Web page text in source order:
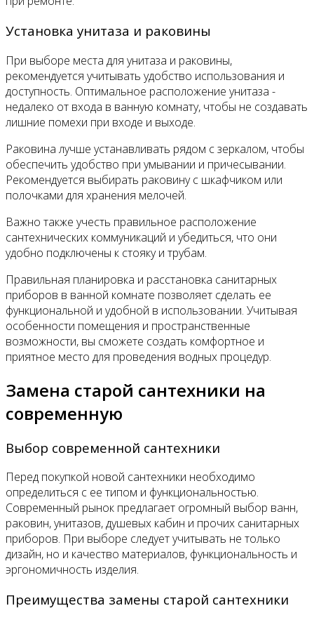
Установка унитаза и раковины
При выборе места для унитаза и раковины,
рекомендуется учитывать удобство использования и
доступность. Оптимальное расположение унитаза -
недалеко от входа в ванную комнату, чтобы не создавать
лишние помехи при входе и выходе.
Раковина лучше устанавливать рядом с зеркалом, чтобы
обеспечить удобство при умывании и причесывании.
Рекомендуется выбирать раковину с шкафчиком или
полочками для хранения мелочей.
Важно также учесть правильное расположение
сантехнических коммуникаций и убедиться, что они
удобно подключены к стояку и трубам.
Правильная планировка и расстановка санитарных
приборов в ванной комнате позволяет сделать ее
функциональной и удобной в использовании. Учитывая
особенности помещения и пространственные
возможности, вы сможете создать комфортное и
приятное место для проведения водных процедур.
Замена старой сантехники на
современную
Выбор современной сантехники
Перед покупкой новой сантехники необходимо
определиться с ее типом и функциональностью.
Современный рынок предлагает огромный выбор ванн,
раковин, унитазов, душевых кабин и прочих санитарных
приборов. При выборе следует учитывать не только
дизайн, но и качество материалов, функциональность и
эргономичность изделия.
Преимущества замены старой сантехники